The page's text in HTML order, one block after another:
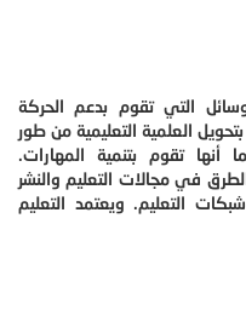
التي تقوم بدعم الحركة
العلمية التعليمية من طور
أنها تقوم بتنمية المهارات.
في مجالات التعليم والنشر
التعليم. ويعتمد التعليم